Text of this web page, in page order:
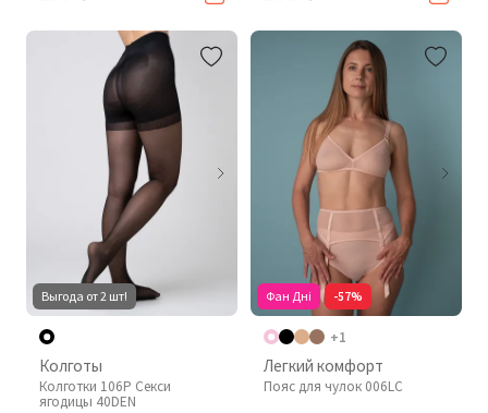
Выгода от 2 шт!
Колготы
Колготки 106P Секси
ягодицы 40DEN
Фан Дні -57%
+1
Легкий комфорт
Пояс для чулок 006LC